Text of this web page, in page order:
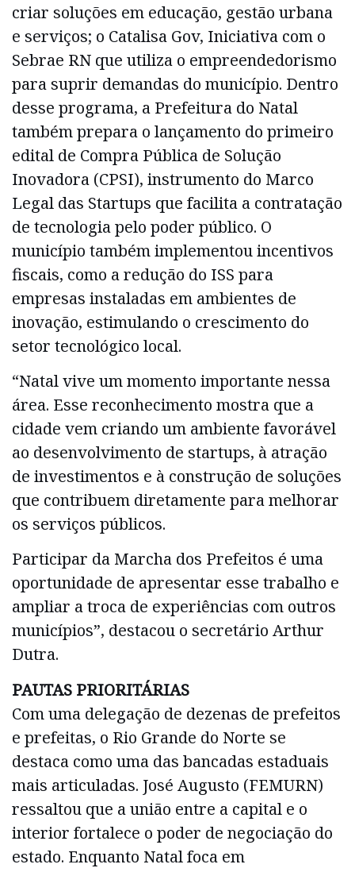
criar soluções em educação, gestão urbana
e serviços; o Catalisa Gov, Iniciativa com o
Sebrae RN que utiliza o empreendedorismo
para suprir demandas do município. Dentro
desse programa, a Prefeitura do Natal
também prepara o lançamento do primeiro
edital de Compra Pública de Solução
Inovadora (CPSI), instrumento do Marco
Legal das Startups que facilita a contratação
de tecnologia pelo poder público. O
município também implementou incentivos
fiscais, como a redução do ISS para
empresas instaladas em ambientes de
inovação, estimulando o crescimento do
setor tecnológico local.
“Natal vive um momento importante nessa
área. Esse reconhecimento mostra que a
cidade vem criando um ambiente favorável
ao desenvolvimento de startups, à atração
de investimentos e à construção de soluções
que contribuem diretamente para melhorar
os serviços públicos.
Participar da Marcha dos Prefeitos é uma
oportunidade de apresentar esse trabalho e
ampliar a troca de experiências com outros
municípios”, destacou o secretário Arthur
Dutra.
PAUTAS PRIORITÁRIAS
Com uma delegação de dezenas de prefeitos
e prefeitas, o Rio Grande do Norte se
destaca como uma das bancadas estaduais
mais articuladas. José Augusto (FEMURN)
ressaltou que a união entre a capital e o
interior fortalece o poder de negociação do
estado. Enquanto Natal foca em